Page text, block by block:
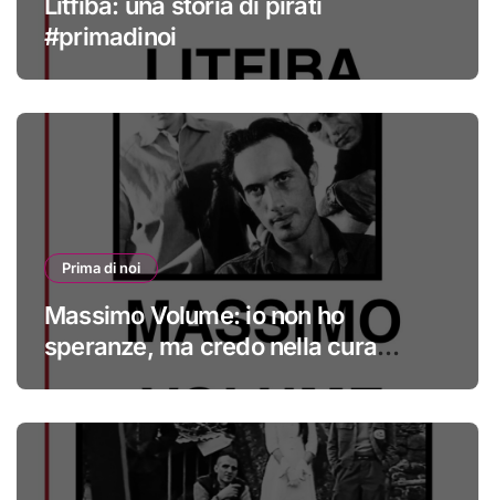
#primadinoi
Prima di noi
Massimo Volume: io non ho
speranze, ma credo nella cura